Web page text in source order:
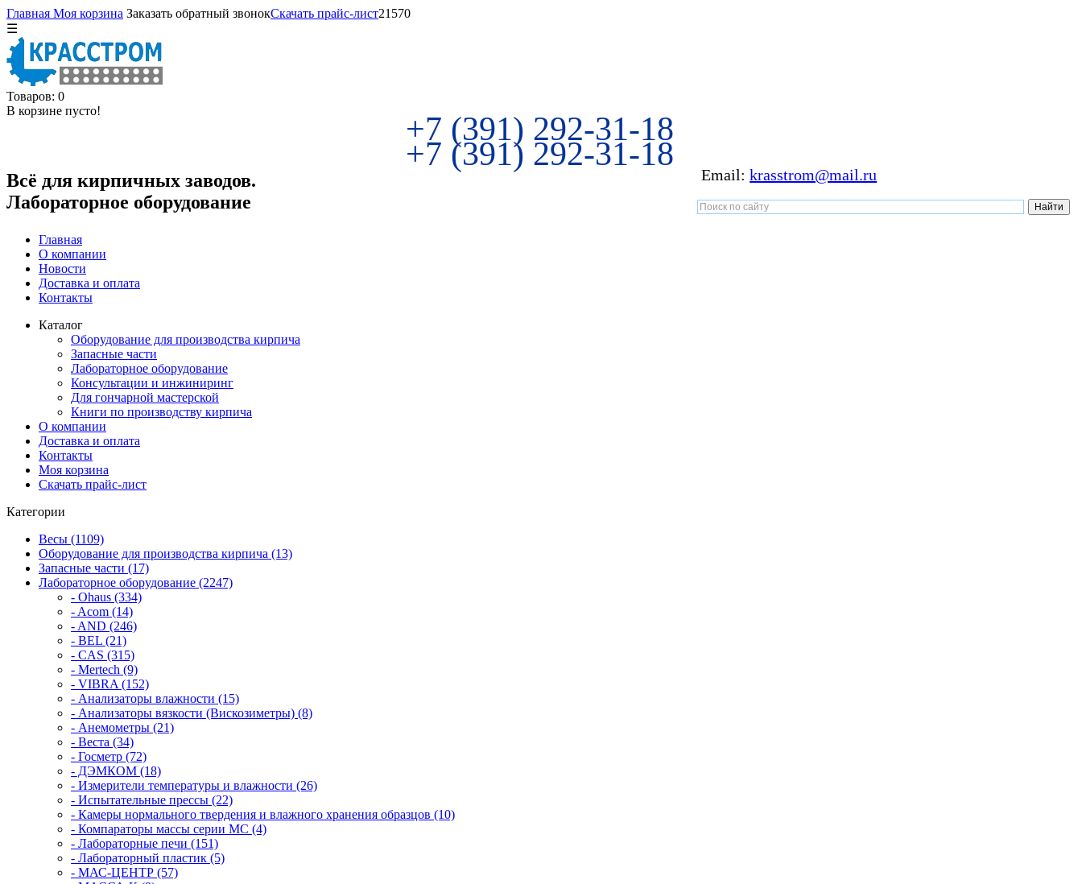
Главная Моя корзина Заказать обратный звонокСкачать прайс-лист21570
☰
Товаров: 0
В корзине пусто!
+7 (391) 292-31-18
+7 (391) 292-31-18
Email:krasstrom@mail.ru
Всё для кирпичных заводов.
Лабораторное оборудование
Главная
О компании
Новости
Доставка и оплата
Контакты
Каталог
Оборудование для производства кирпича
Запасные части
Лабораторное оборудование
Консультации и инжиниринг
Для гончарной мастерской
Книги по производству кирпича
О компании
Доставка и оплата
Контакты
Моя корзина
Скачать прайс-лист
Категории
Весы (1109)
Оборудование для производства кирпича (13)
Запасные части (17)
Лабораторное оборудование (2247)
- Ohaus (334)
- Acom (14)
- AND (246)
- BEL (21)
- CAS (315)
- Mertech (9)
- VIBRA (152)
- Анализаторы влажности (15)
- Анализаторы вязкости (Вискозиметры) (8)
- Анемометры (21)
- Веста (34)
- Госметр (72)
- ДЭМКОМ (18)
- Измерители температуры и влажности (26)
- Испытательные прессы (22)
- Камеры нормального твердения и влажного хранения образцов (10)
- Компараторы массы серии MC (4)
- Лабораторные печи (151)
- Лабораторный пластик (5)
- МАС-ЦЕНТР (57)